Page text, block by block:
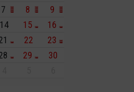
7 8
9
14 15
16
22
23
29
30